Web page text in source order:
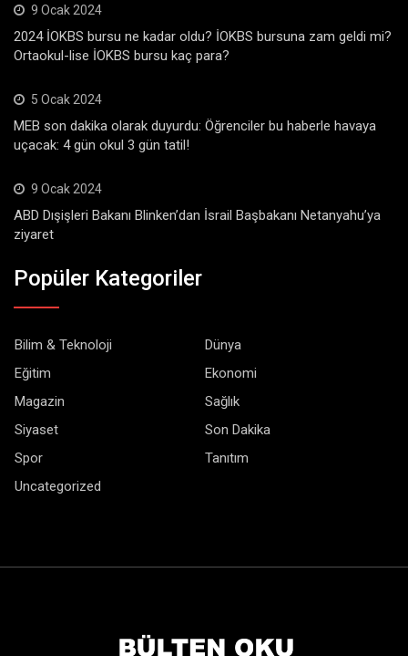
9 Ocak 2024
2024 İOKBS bursu ne kadar oldu? İOKBS bursuna zam geldi mi?
Ortaokul-lise İOKBS bursu kaç para?
5 Ocak 2024
MEB son dakika olarak duyurdu: Öğrenciler bu haberle havaya
uçacak: 4 gün okul 3 gün tatil!
9 Ocak 2024
ABD Dışişleri Bakanı Blinken’dan İsrail Başbakanı Netanyahu’ya
ziyaret
Popüler Kategoriler
Bilim & Teknoloji
Dünya
Eğitim
Ekonomi
Magazin
Sağlık
Siyaset
Son Dakika
Spor
Tanıtım
Uncategorized